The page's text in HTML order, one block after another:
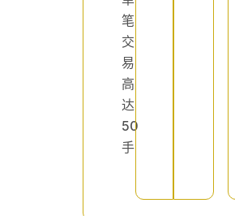
笔
交
易
高
达
50
手